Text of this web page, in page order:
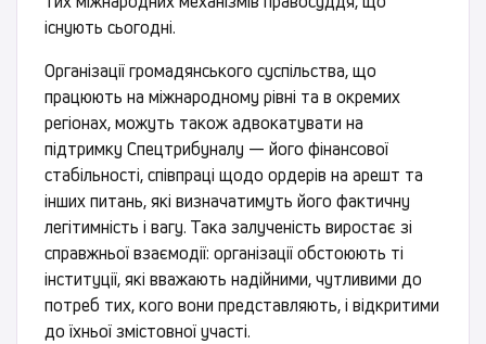
існують сьогодні.
Організації громадянського суспільства, що
працюють на міжнародному рівні та в окремих
регіонах, можуть також адвокатувати на
підтримку Спецтрибуналу — його фінансової
стабільності, співпраці щодо ордерів на арешт та
інших питань, які визначатимуть його фактичну
легітимність і вагу. Така залученість виростає зі
справжньої взаємодії: організації обстоюють ті
інституції, які вважають надійними, чутливими до
потреб тих, кого вони представляють, і відкритими
до їхньої змістовної участі.